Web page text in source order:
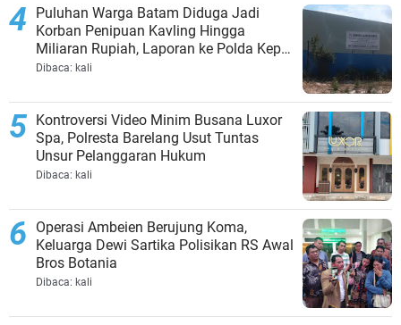
Puluhan Warga Batam Diduga Jadi
Korban Penipuan Kavling Hingga
Miliaran Rupiah, Laporan ke Polda Kepri
Jalan di Tempat?
Dibaca: kali
Kontroversi Video Minim Busana Luxor
Spa, Polresta Barelang Usut Tuntas
Unsur Pelanggaran Hukum
Dibaca: kali
Operasi Ambeien Berujung Koma,
Keluarga Dewi Sartika Polisikan RS Awal
Bros Botania
Dibaca: kali